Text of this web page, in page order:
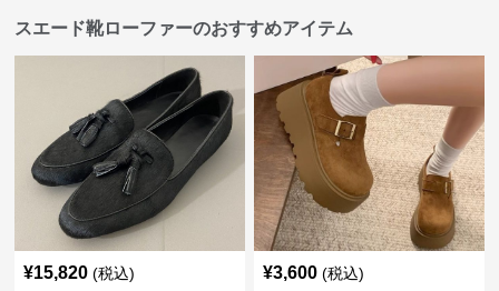
スエード靴ローファーのおすすめアイテム
¥15,820 (税込) ¥3,600 (税込)